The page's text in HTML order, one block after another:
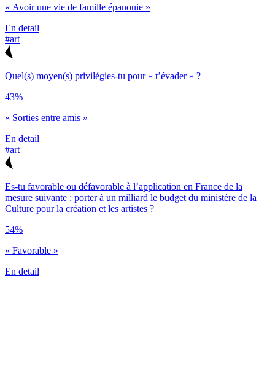
« Avoir une vie de famille épanouie »
En detail
#art
Quel(s) moyen(s) privilégies-tu pour « t’évader » ?
43%
« Sorties entre amis »
En detail
#art
Es-tu favorable ou défavorable à l’application en France de la
mesure suivante : porter à un milliard le budget du ministère de la
Culture pour la création et les artistes ?
54%
« Favorable »
En detail